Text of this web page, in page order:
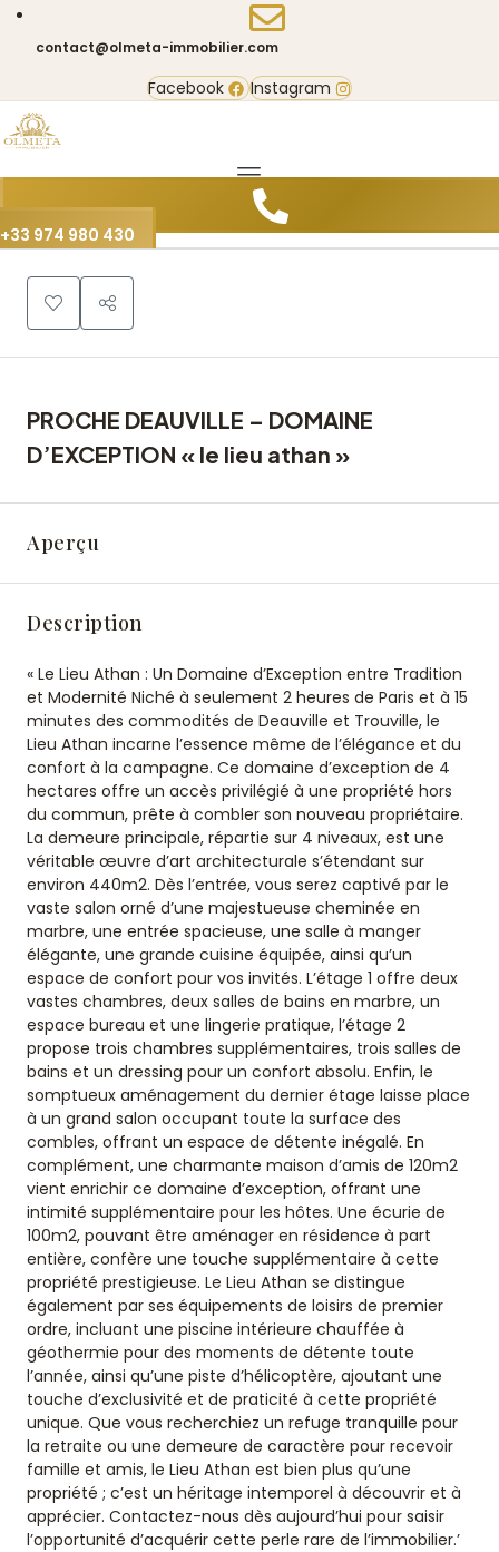
contact@olmeta-immobilier.com
Facebook Instagram
+33 974 980 430
PROCHE DEAUVILLE – DOMAINE
D’EXCEPTION « le lieu athan »
Aperçu
Description
« Le Lieu Athan : Un Domaine d’Exception entre Tradition
et Modernité Niché à seulement 2 heures de Paris et à 15
minutes des commodités de Deauville et Trouville, le
Lieu Athan incarne l’essence même de l’élégance et du
confort à la campagne. Ce domaine d’exception de 4
hectares offre un accès privilégié à une propriété hors
du commun, prête à combler son nouveau propriétaire.
La demeure principale, répartie sur 4 niveaux, est une
véritable œuvre d’art architecturale s’étendant sur
environ 440m2. Dès l’entrée, vous serez captivé par le
vaste salon orné d’une majestueuse cheminée en
marbre, une entrée spacieuse, une salle à manger
élégante, une grande cuisine équipée, ainsi qu’un
espace de confort pour vos invités. L’étage 1 offre deux
vastes chambres, deux salles de bains en marbre, un
espace bureau et une lingerie pratique, l’étage 2
propose trois chambres supplémentaires, trois salles de
bains et un dressing pour un confort absolu. Enfin, le
somptueux aménagement du dernier étage laisse place
à un grand salon occupant toute la surface des
combles, offrant un espace de détente inégalé. En
complément, une charmante maison d’amis de 120m2
vient enrichir ce domaine d’exception, offrant une
intimité supplémentaire pour les hôtes. Une écurie de
100m2, pouvant être aménager en résidence à part
entière, confère une touche supplémentaire à cette
propriété prestigieuse. Le Lieu Athan se distingue
également par ses équipements de loisirs de premier
ordre, incluant une piscine intérieure chauffée à
géothermie pour des moments de détente toute
l’année, ainsi qu’une piste d’hélicoptère, ajoutant une
touche d’exclusivité et de praticité à cette propriété
unique. Que vous recherchiez un refuge tranquille pour
la retraite ou une demeure de caractère pour recevoir
famille et amis, le Lieu Athan est bien plus qu’une
propriété ; c’est un héritage intemporel à découvrir et à
apprécier. Contactez-nous dès aujourd’hui pour saisir
l’opportunité d’acquérir cette perle rare de l’immobilier.’